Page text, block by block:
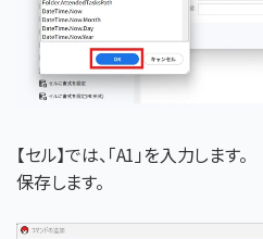
【セル】では、「A1」を入力しま
保存します。